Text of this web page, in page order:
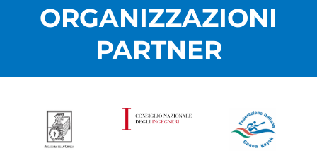
ORGANIZZAZIONI
PARTNER